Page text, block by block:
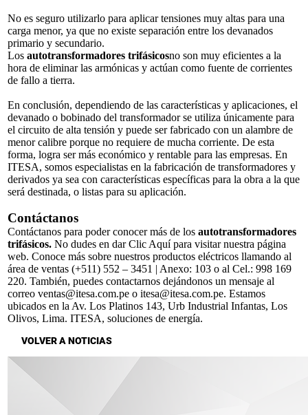
No es seguro utilizarlo para aplicar tensiones muy altas para una
carga menor, ya que no existe separación entre los devanados
primario y secundario.
Losautotransformadores trifásicosno son muy eficientes a la
hora de eliminar las armónicas y actúan como fuente de corrientes
de fallo a tierra.
En conclusión, dependiendo de las características y aplicaciones, el
devanado o bobinado del transformador se utiliza únicamente para
el circuito de alta tensión y puede ser fabricado con un alambre de
menor calibre porque no requiere de mucha corriente. De esta
forma, logra ser más económico y rentable para las empresas. En
ITESA, somos especialistas en la fabricación de transformadores y
derivados ya sea con características específicas para la obra a la que
será destinada, o listas para su aplicación.
Contáctanos
Contáctanos para poder conocer más de losautotransformadores
trifásicos.No dudes en darClic Aquípara visitar nuestra página
web. Conoce más sobre nuestros productos eléctricos llamando al
área de ventas (+511) 552 – 3451 | Anexo: 103 o al Cel.: 998 169
220. También, puedes contactarnos dejándonos un mensaje al
correo ventas@itesa.com.pe o itesa@itesa.com.pe. Estamos
ubicados en la Av. Los Platinos 143, Urb Industrial Infantas, Los
Olivos, Lima. ITESA, soluciones de energía.
VOLVER A NOTICIAS